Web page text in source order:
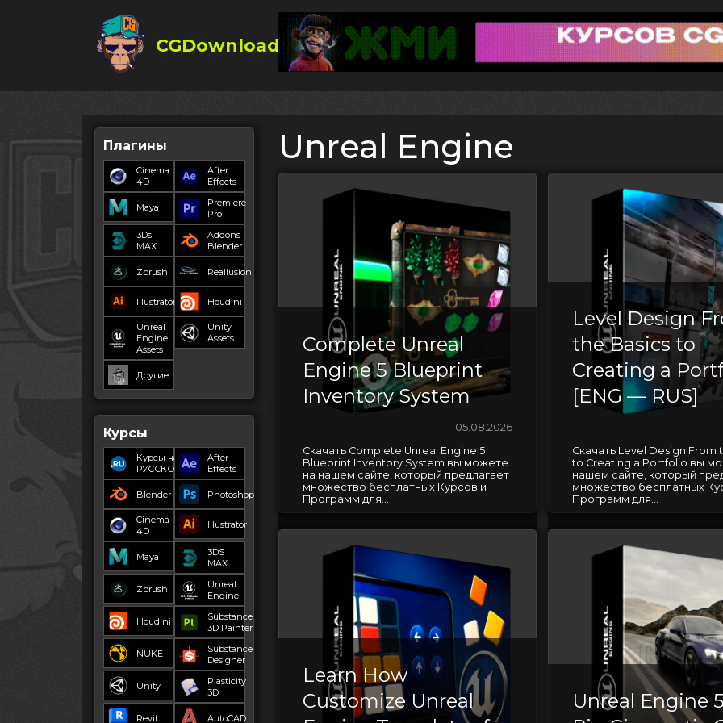
CGDownload
Плагины
Cinema
4D
After
Effects
Maya
Premiere
Pro
3Ds
MAX
Addons
Blender
Zbrush Reallusion
Illustrator Houdini
Unreal
Engine
Assets
Unity
Assets
Другие
Курсы
Курсы на
РУССКОМ
After
Effects
Blender Photoshop
Cinema
4D
Illustrator
Maya
3DS
MAX
Zbrush
Unreal
Engine
Houdini
Substance
3D Painter
NUKE
Substance
Designer
Unity
Plasticity
3D
Revit AutoCAD
Unreal Engine
Complete Unreal
Engine 5 Blueprint
Inventory System
05.08.2026
Скачать Complete Unreal Engine 5
Blueprint Inventory System вы можете
на нашем сайте, который предлагает
множество бесплатных Курсов и
Программ для...
Level Design
the Basics to
Creating a
[ENG — RUS]
Скачать Level Design From
to Creating a Portfolio вы
нашем сайте, который
множество бесплатных
Программ для...
Learn How
Customize Unreal
Unreal Engine